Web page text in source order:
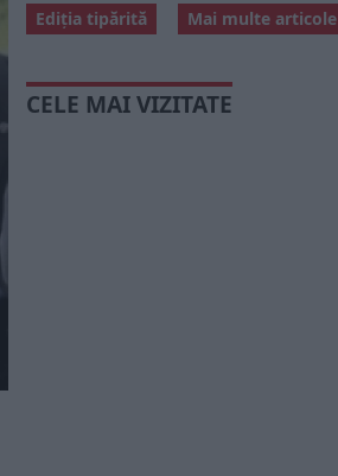
Mai multe articole
Ediția tipărită
CELE MAI VIZITATE